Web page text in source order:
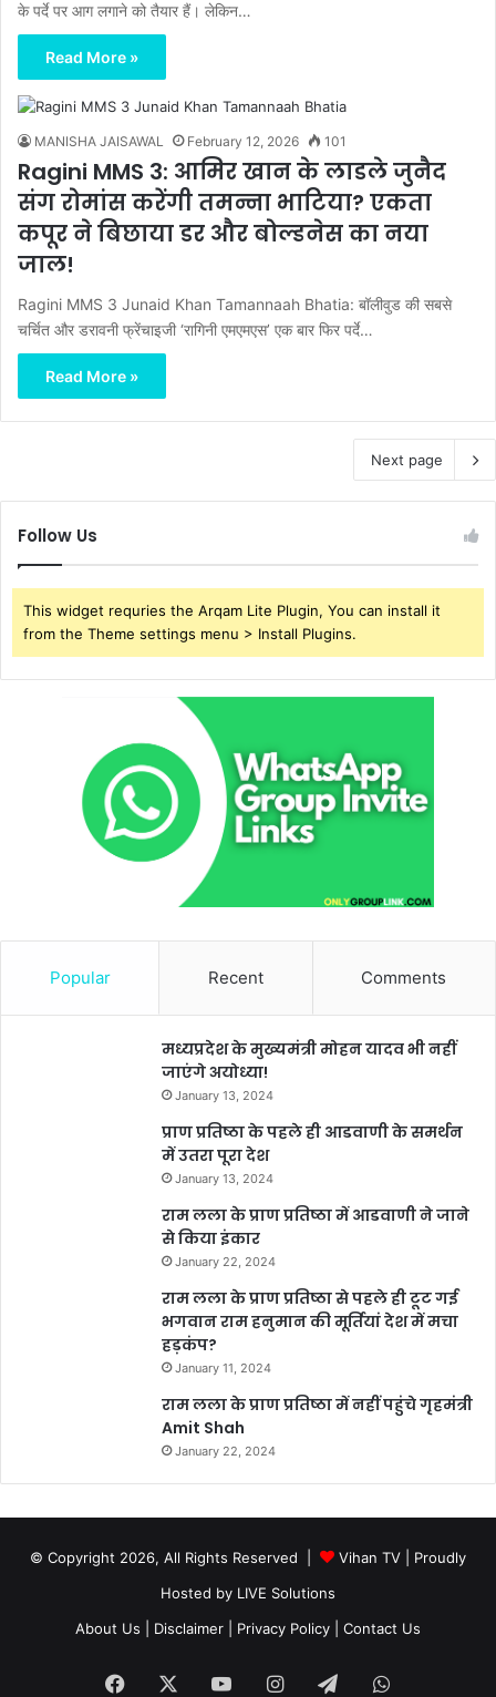
के पर्दे पर आग लगाने को तैयार हैं। लेकिन…
Read More »
MANISHA JAISAWAL February 12, 2026 101
Ragini MMS 3: आमिर खान के लाडले जुनैद
संग रोमांस करेंगी तमन्ना भाटिया? एकता
कपूर ने बिछाया डर और बोल्डनेस का नया
जाल!
Ragini MMS 3 Junaid Khan Tamannaah Bhatia: बॉलीवुड की सबसे
चर्चित और डरावनी फ्रेंचाइजी ‘रागिनी एमएमएस’ एक बार फिर पर्दे…
Read More »
Next page
Follow Us
This widget requries the Arqam Lite Plugin, You can install it
from the Theme settings menu > Install Plugins.
Popular Recent Comments
मध्यप्रदेश के मुख्यमंत्री मोहन यादव भी नहीं
जाएंगे अयोध्या!
January 13, 2024
प्राण प्रतिष्ठा के पहले ही आडवाणी के समर्थन
में उतरा पूरा देश
January 13, 2024
राम लला के प्राण प्रतिष्ठा में आडवाणी ने जाने
से किया इंकार
January 22, 2024
राम लला के प्राण प्रतिष्ठा से पहले ही टूट गई
भगवान राम हनुमान की मूर्तियां देश में मचा
हड़कंप?
January 11, 2024
राम लला के प्राण प्रतिष्ठा में नहीं पहुंचे गृहमंत्री
Amit Shah
January 22, 2024
© Copyright 2026, All Rights Reserved | Vihan TV | Proudly
Hosted by LIVE Solutions
About Us |
Disclaimer | Privacy Policy | Contact Us
Facebook YouTubeInstagramTelegramWhatsApp